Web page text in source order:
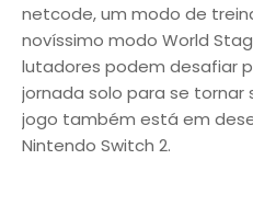
netcode, um modo de
novíssimo modo World
lutadores podem desafiar
jornada solo para se
jogo também está em
Nintendo Switch 2.